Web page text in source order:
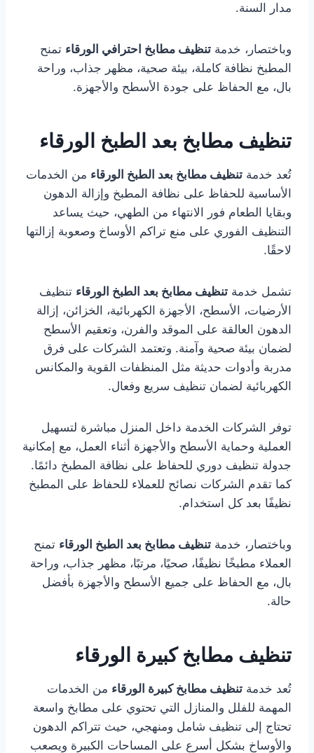
مدار السنة.
وباختصار، خدمة تنظيف مطابخ احترافي الورقاء تمنح
المطبخ نظافة كاملة، بيئة صحية، مظهر جذاب، وراحة
بال، مع الحفاظ على جودة الأسطح والأجهزة.
تنظيف مطابخ بعد الطبخ الورقاء
تُعد خدمة تنظيف مطابخ بعد الطبخ الورقاء من الخدمات
الأساسية للحفاظ على نظافة المطبخ وإزالة الدهون
وبقايا الطعام فور الانتهاء من الطهي، حيث يساعد
التنظيف الفوري على منع تراكم الأوساخ وصعوبة إزالتها
لاحقًا.
تشمل خدمة تنظيف مطابخ بعد الطبخ الورقاء تنظيف
الأرضيات، الأسطح، الأجهزة الكهربائية، الخزائن، إزالة
الدهون العالقة على الموقد والفرن، وتعقيم الأسطح
لضمان بيئة صحية وآمنة. وتعتمد الشركات على فرق
مدربة وأدوات حديثة مثل المنظفات القوية والمكانس
الكهربائية لضمان تنظيف سريع وفعال.
توفر الشركات الخدمة داخل المنزل مباشرة لتسهيل
العملية وحماية الأسطح والأجهزة أثناء العمل، مع إمكانية
جدولة تنظيف دوري للحفاظ على نظافة المطبخ دائمًا.
كما تقدم الشركات نصائح للعملاء للحفاظ على المطبخ
نظيفًا بعد كل استخدام.
وباختصار، خدمة تنظيف مطابخ بعد الطبخ الورقاء تمنح
العملاء مطبخًا نظيفًا، صحيًا، مرتبًا، مظهر جذاب، وراحة
بال، مع الحفاظ على جميع الأسطح والأجهزة بأفضل
حالة.
تنظيف مطابخ كبيرة الورقاء
تُعد خدمة تنظيف مطابخ كبيرة الورقاء من الخدمات
المهمة للفلل والمنازل التي تحتوي على مطابخ واسعة
تحتاج إلى تنظيف شامل ومنهجي، حيث تتراكم الدهون
والأوساخ بشكل أسرع على المساحات الكبيرة ويصعب